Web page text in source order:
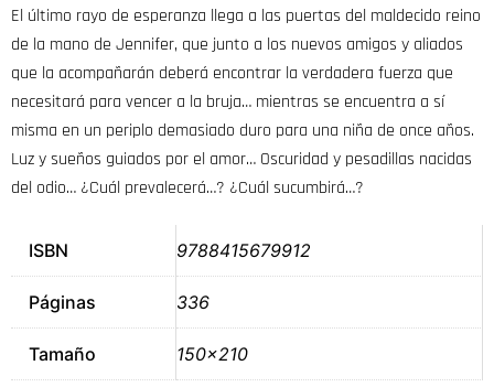
El último rayo de esperanza llega a las puertas del maldecido reino
de la mano de Jennifer, que junto a los nuevos amigos y aliados
que la acompañarán deberá encontrar la verdadera fuerza que
necesitará para vencer a la bruja… mientras se encuentra a sí
misma en un periplo demasiado duro para una niña de once años.
Luz y sueños guiados por el amor… Oscuridad y pesadillas nacidas
del odio… ¿Cuál prevalecerá…? ¿Cuál sucumbirá…?
ISBN 9788415679912
Páginas 336
Tamaño 150×210